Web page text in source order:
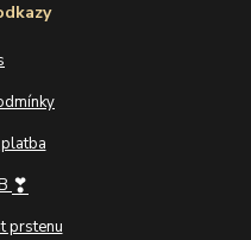
❣
prstenu